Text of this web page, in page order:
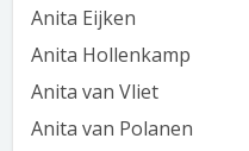
Anita Eijken
Anita Hollenkamp
Anita van Vliet
Anita van Polanen